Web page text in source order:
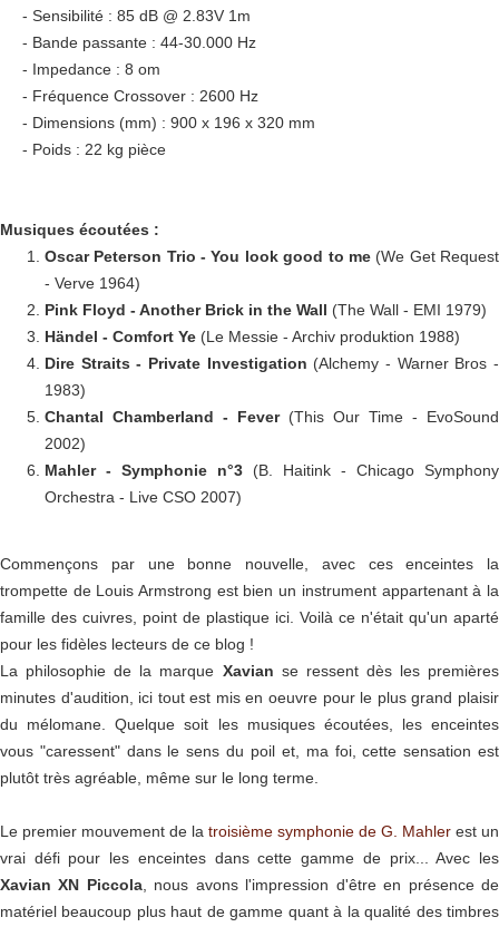
- Sensibilité : 85 dB @ 2.83V 1m
- Bande passante : 44-30.000 Hz
- Impedance : 8 om
- Fréquence Crossover : 2600 Hz
- Dimensions (mm) : 900 x 196 x 320 mm
- Poids : 22 kg pièce
Musiques écoutées :
Oscar Peterson Trio - You look good to me (We Get Request
- Verve 1964)
Pink Floyd - Another Brick in the Wall (The Wall - EMI 1979)
Händel - Comfort Ye (Le Messie - Archiv produktion 1988)
Dire Straits - Private Investigation (Alchemy - Warner Bros -
1983)
Chantal Chamberland - Fever (This Our Time - EvoSound
2002)
Mahler - Symphonie n°3 (B. Haitink - Chicago Symphony
Orchestra - Live CSO 2007)
Commençons par une bonne nouvelle, avec ces enceintes la
trompette de Louis Armstrong est bien un instrument appartenant à la
famille des cuivres, point de plastique ici. Voilà ce n'était qu'un aparté
pour les fidèles lecteurs de ce blog !
La philosophie de la marque Xavian se ressent dès les premières
minutes d'audition, ici tout est mis en oeuvre pour le plus grand plaisir
du mélomane. Quelque soit les musiques écoutées, les enceintes
vous "caressent" dans le sens du poil et, ma foi, cette sensation est
plutôt très agréable, même sur le long terme.
Le premier mouvement de la troisième symphonie de G. Mahler est un
vrai défi pour les enceintes dans cette gamme de prix... Avec les
Xavian XN Piccola, nous avons l'impression d'être en présence de
matériel beaucoup plus haut de gamme quant à la qualité des timbres